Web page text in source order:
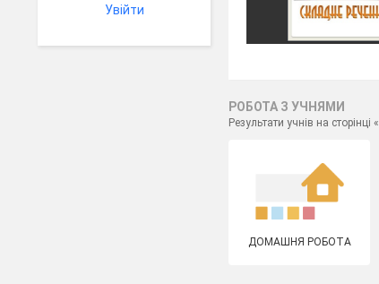
Увійти
РОБОТА З УЧНЯМИ
Результати учнів на сторінці «
ДОМАШНЯ РОБОТА